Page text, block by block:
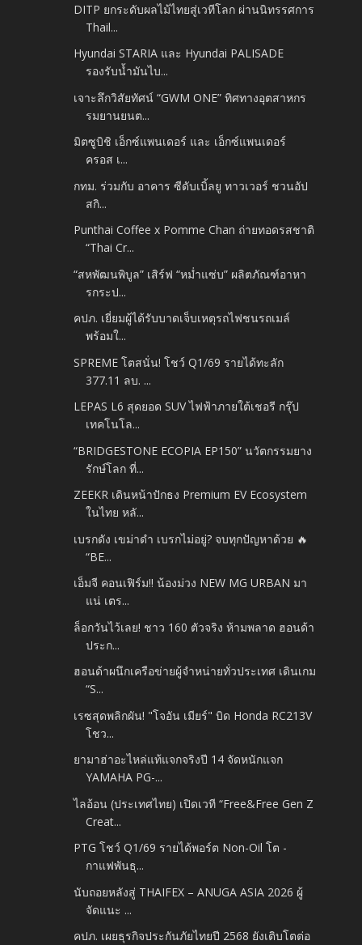
DITP ยกระดับผลไม้ไทยสู่เวทีโลก ผ่านนิทรรศการ
Thail...
Hyundai STARIA และ Hyundai PALISADE
รองรับน้ำมันไบ...
เจาะลึกวิสัยทัศน์ “GWM ONE” ทิศทางอุตสาหกร
รมยานยนต...
มิตซูบิชิ เอ็กซ์แพนเดอร์ และ เอ็กซ์แพนเดอร์
ครอส เ...
กทม. ร่วมกับ อาคาร ซีดับเบิ้ลยู ทาวเวอร์ ชวนอัป
สกิ...
Punthai Coffee x Pomme Chan ถ่ายทอดรสชาติ
“Thai Cr...
“สหพัฒนพิบูล” เสิร์ฟ “หม่ำแซ่บ” ผลิตภัณฑ์อาหา
รกระป...
คปภ. เยี่ยมผู้ได้รับบาดเจ็บเหตุรถไฟชนรถเมล์
พร้อมใ...
SPREME โตสนั่น! โชว์ Q1/69 รายได้ทะลัก
377.11 ลบ. ...
LEPAS L6 สุดยอด SUV ไฟฟ้าภายใต้เชอรี กรุ๊ป
เทคโนโล...
“BRIDGESTONE ECOPIA EP150” นวัตกรรมยาง
รักษ์โลก ที่...
ZEEKR เดินหน้าปักธง Premium EV Ecosystem
ในไทย หลั...
เบรกดัง เขม่าดำ เบรกไม่อยู่? จบทุกปัญหาด้วย 🔥
“BE...
เอ็มจี คอนเฟิร์ม!! น้องม่วง NEW MG URBAN มา
แน่ เตร...
ล็อกวันไว้เลย! ชาว 160 ตัวจริง ห้ามพลาด ฮอนด้า
ประก...
ฮอนด้าผนึกเครือข่ายผู้จำหน่ายทั่วประเทศ เดินเกม
“S...
เรซสุดพลิกผัน! "โจอัน เมียร์" บิด Honda RC213V
โชว...
ยามาฮ่าอะไหล่แท้แจกจริงปี 14 จัดหนักแจก
YAMAHA PG-...
ไลอ้อน (ประเทศไทย) เปิดเวที “Free&Free Gen Z
Creat...
PTG โชว์ Q1/69 รายได้พอร์ต Non-Oil โต -
กาแฟพันธุ...
นับถอยหลังสู่ THAIFEX – ANUGA ASIA 2026 ผู้
จัดแนะ ...
คปภ. เผยธุรกิจประกันภัยไทยปี 2568 ยังเติบโตต่อ